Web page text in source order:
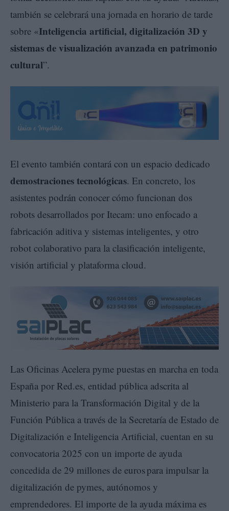
también se celebrará una jornada en horario de tarde
sobre «Inteligencia artificial, digitalización 3D y
sistemas de visualización avanzada en patrimonio
cultural”.
El evento también contará con un espacio dedicado
demostraciones tecnológicas. En concreto, los
asistentes podrán conocer cómo funcionan dos
robots desarrollados por Itecam: uno enfocado a
fabricación aditiva y sistemas inteligentes, y otro
robot colaborativo para la clasificación inteligente,
visión artificial y plataforma cloud.
Las Oficinas Acelera pyme puestas en marcha en toda
España por Red.es, entidad pública adscrita al
Ministerio para la Transformación Digital y de la
Función Pública a través de la Secretaría de Estado de
Digitalización e Inteligencia Artificial, cuentan en su
convocatoria 2025 con un importe de ayuda
concedida de 29 millones de euros para impulsar la
digitalización de pymes, autónomos y
emprendedores. El importe de la ayuda máxima es